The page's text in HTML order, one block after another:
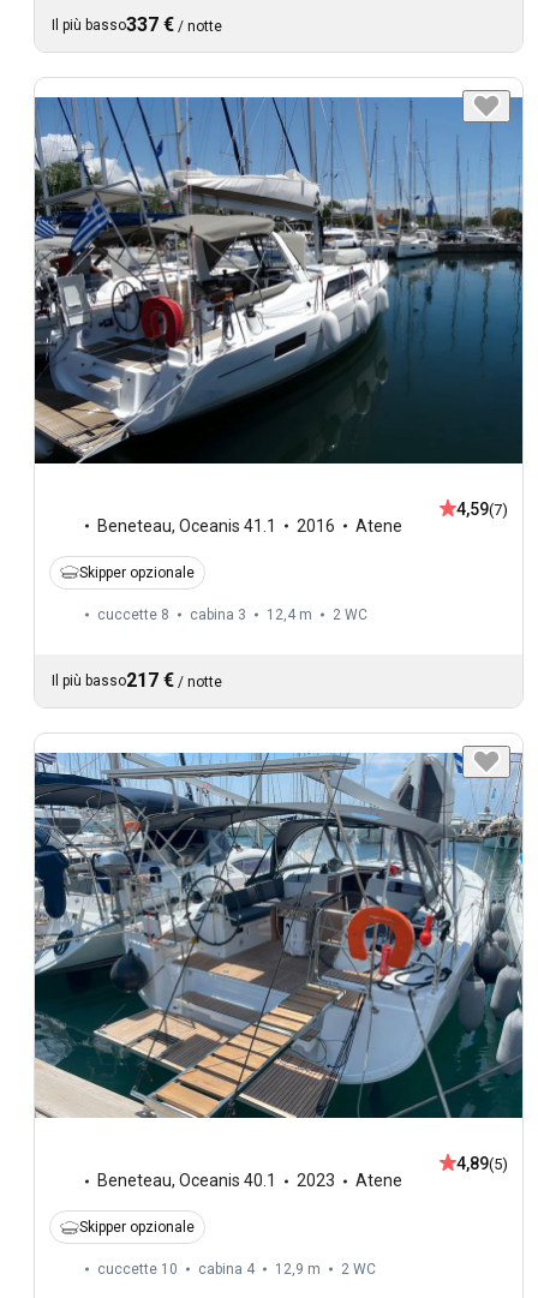
Il più basso337 € / notte
Beneteau, Oceanis 41.1 2016 Atene
4,59(7)
Skipper opzionale
cuccette 8 cabina 3 12,4 m 2 WC
Il più basso217 € / notte
Beneteau, Oceanis 40.1 2023 Atene
4,89(5)
Skipper opzionale
cuccette 10 cabina 4 12,9 m 2 WC